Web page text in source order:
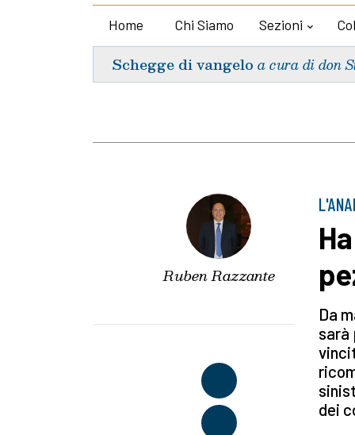
Home Chi Siamo Sezioni
Schegge di vangelo a cura di don
Ruben Razzante
Da
sarà
dei